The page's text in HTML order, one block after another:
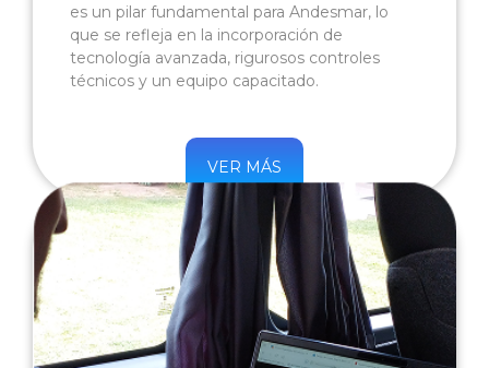
es un pilar fundamental para Andesmar, lo
que se refleja en la incorporación de
tecnología avanzada, rigurosos controles
técnicos y un equipo capacitado.
VER MÁS